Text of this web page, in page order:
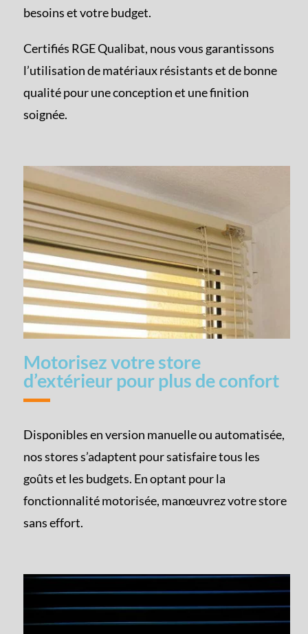
besoins et votre budget.
Certifiés RGE Qualibat, nous vous garantissons
l’utilisation de matériaux résistants et de bonne
qualité pour une conception et une finition
soignée.
Motorisez votre store
d’extérieur pour plus de confort
Disponibles en version manuelle ou automatisée,
nos stores s’adaptent pour satisfaire tous les
goûts et les budgets. En optant pour la
fonctionnalité motorisée, manœuvrez votre store
sans effort.